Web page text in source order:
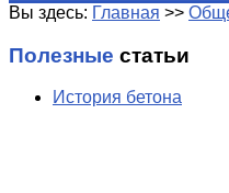
Вы здесь: Главная >>
Полезные статьи
История бетона